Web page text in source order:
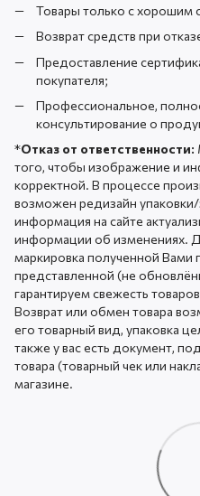
Товары только с хорошим
Возврат средств при
Предоставление
покупателя;
Профессиональное,
консультирование о
*Отказ от ответственности:
того, чтобы изображение и
корректной. В процессе
возможен редизайн
информация на сайте
информации об изменениях.
маркировка полученной Вами
представленной (не
гарантируем свежесть
Возврат или обмен товара
его товарный вид, упаковка
также у вас есть документ,
товара (товарный чек или
магазине.